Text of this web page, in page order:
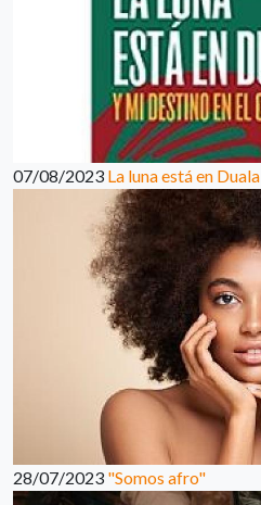
07/08/2023 La luna está en Duala
28/07/2023 "Somos afro"